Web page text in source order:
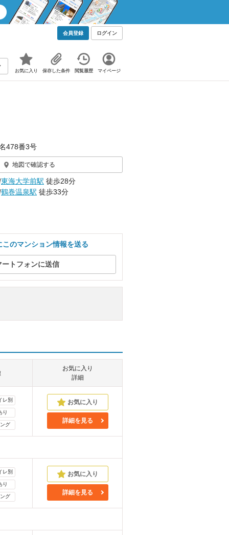
会員登録 ログイン
お気に入り 保存した条件 閲覧履歴 マイページ
478番3号
地図で確認する
東海大学前駅 徒歩28分
鶴巻温泉駅 徒歩33分
のマンション情報を送る
トフォンに送信
お気に入り
詳細
レ別
り
グ
詳細を見る
レ別
り
グ
詳細を見る